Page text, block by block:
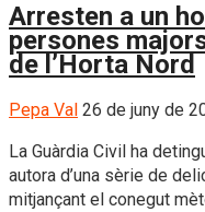
Arresten a un
persones
de l’Horta Nord
Pepa Val 26 de juny de
La Guàrdia Civil ha
autora d’una sèrie de
mitjançant el conegut